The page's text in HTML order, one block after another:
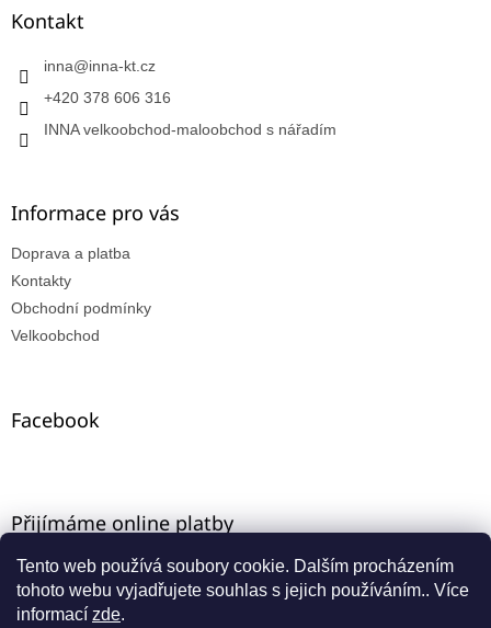
Tento web používá soubory cookie. Dalším procházením
tohoto webu vyjadřujete souhlas s jejich používáním.. Více
informací zde.
Kontakt
inna@inna-kt.cz
+420 378 606 316
INNA velkoobchod-maloobchod s nářadím
Informace pro vás
Doprava a platba
Kontakty
Obchodní podmínky
Velkoobchod
Facebook
Přijímáme online platby